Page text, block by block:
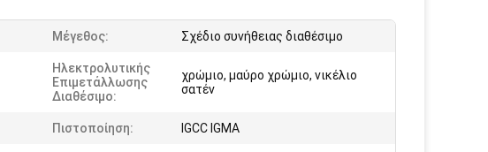
Μέγεθος: Σχέδιο συνήθειας διαθέσιμο
Ηλεκτρολυτικής
Επιμετάλλωσης
Διαθέσιμο:
χρώμιο, μαύρο χρώμιο, νικέλιο
σατέν
Πιστοποίηση: IGCC IGMA